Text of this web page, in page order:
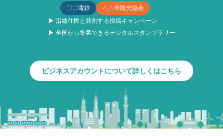
〇〇電鉄
△△市観光協会
▶ 沿線住民と共創する投稿キャンペーン
▶ 全国から集客できるデジタルスタンプラリー
ビジネスアカウントについて詳しくはこちら